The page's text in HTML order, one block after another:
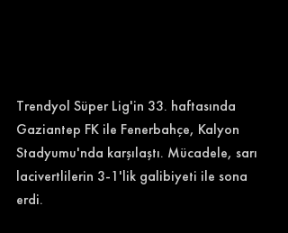
Trendyol Süper Lig'in 33. haftasında
Gaziantep FK ile Fenerbahçe, Kalyon
Stadyumu'nda karşılaştı. Mücadele, sarı
lacivertlilerin 3-1'lik galibiyeti ile sona
erdi.